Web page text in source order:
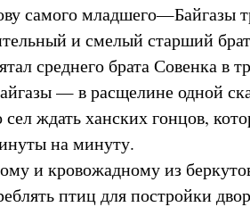
самого младшего—Байгазы
и смелый старший
среднего брата Совенка в
— в расщелине одной
сел ждать ханских гонцов,
на минуту.
и кровожадному из
птиц для постройки